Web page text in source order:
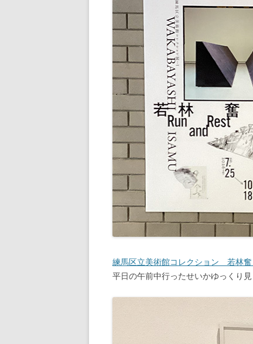
練馬区立美術館コレクション 若林奮
平日の午前中行ったせいかゆっくり見